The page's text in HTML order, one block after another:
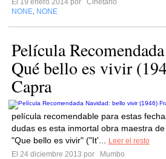
El 19 enero 2014 por
Cinetario
NONE NONE
Película
Qué bello es vivir
Capra
película recomendable para estas
dudas es esta inmortal obra maestra
"Que bello es vivir" ("It'...
Leer el resto
El 24 diciembre 2013 por
Mumbo